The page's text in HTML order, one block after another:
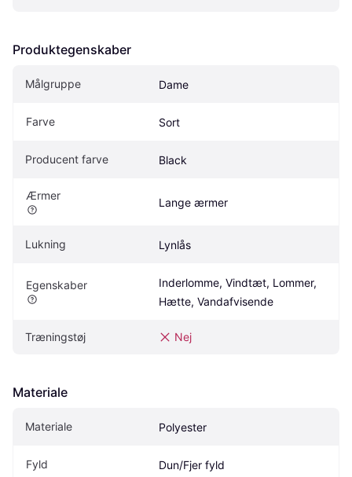
Produktegenskaber
Målgruppe Dame
Farve Sort
Producent farve Black
Ærmer
Lange ærmer
Lukning Lynlås
Egenskaber
Inderlomme, Vindtæt, Lommer,
Hætte, Vandafvisende
Træningstøj Nej
Materiale
Materiale Polyester
Fyld Dun/Fjer fyld